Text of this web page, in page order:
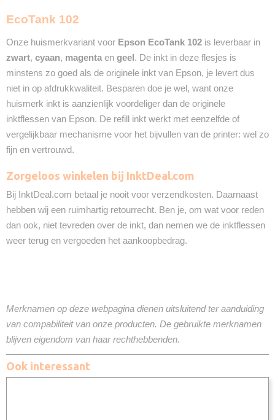
EcoTank 102
Onze huismerkvariant voor Epson EcoTank 102 is leverbaar in
zwart, cyaan, magenta en geel. De inkt in deze flesjes is
minstens zo goed als de originele inkt van Epson, je levert dus
niet in op afdrukkwaliteit. Besparen doe je wel, want onze
huismerk inkt is aanzienlijk voordeliger dan de originele
inktflessen van Epson. De refill inkt werkt met eenzelfde of
vergelijkbaar mechanisme voor het bijvullen van de printer: wel zo
fijn en vertrouwd.
Zorgeloos winkelen bij InktDeal.com
Bij InktDeal.com betaal je nooit voor verzendkosten. Daarnaast
hebben wij een ruimhartig retourrecht. Ben je, om wat voor reden
dan ook, niet tevreden over de inkt, dan nemen we de inktflessen
weer terug en vergoeden het aankoopbedrag.
Merknamen op deze webpagina dienen uitsluitend ter aanduiding
van compabiliteit van onze producten. De gebruikte merknamen
blijven eigendom van haar rechthebbenden.
Ook interessant